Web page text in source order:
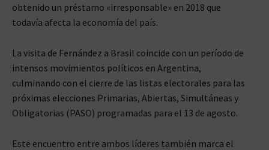
obtenido un préstamo «irresponsable» en 2018 que
todavía afecta la economía del país.
La visita de Fernández a Brasil coincide con un período de
intensos movimientos políticos en Argentina,
culminando con el cierre de las listas electorales para las
próximas elecciones Primarias, Abiertas, Simultáneas y
Obligatorias (PASO) programadas para el 13 de agosto.
Este encuentro entre ambos líderes también marca el